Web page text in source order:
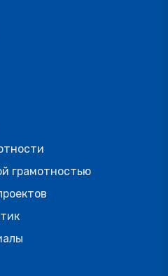
грамотностью